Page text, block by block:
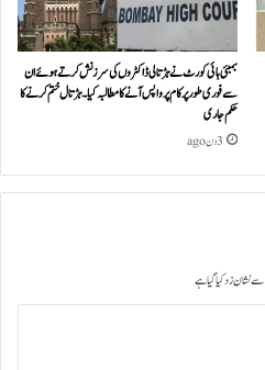
بمبئی ہائی کورٹ نے ہڑتالی ڈاکٹروں کی سرزنش کرتے ہوئے ان
سے فوری طور پر کام پر واپس آنے کا مطالبہ کیا۔ہڑتال ختم کرنے کا
حکم جاری
3 دن ago
سے نشان زد کیا گیا ہے